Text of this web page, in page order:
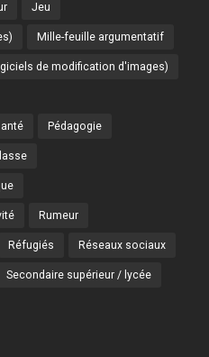
Jeu
Mille-feuille argumentatif
de modification d'images)
Pédagogie
Rumeur
Réfugiés Réseaux sociaux
Secondaire supérieur / lycée